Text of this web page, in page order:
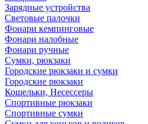
Зарядные устройства
Световые палочки
Фонари кемпинговые
Фонари налобные
Фонари ручные
Сумки, рюкзаки
Городские рюкзаки и сумки
Городские рюкзаки
Кошельки, Несессеры
Спортивные рюкзаки
Спортивные сумки